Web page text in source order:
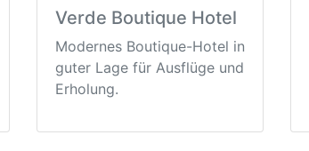
Verde Boutique Hotel
Modernes Boutique-Hotel in
guter Lage für Ausflüge und
Erholung.